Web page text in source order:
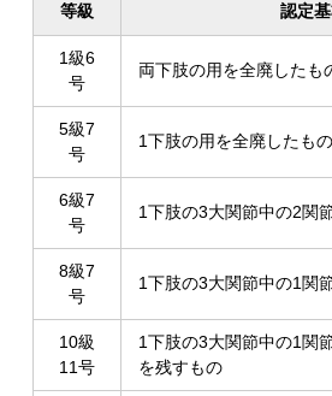
等級 認定
1級6
号
両下肢の用を全廃したも
5級7
号
1下肢の用を全廃したもの
6級7
号
1下肢の3大関節中の2関
8級7
号
1下肢の3大関節中の1関
10級
11号
1下肢の3大関節中の1関
を残すもの